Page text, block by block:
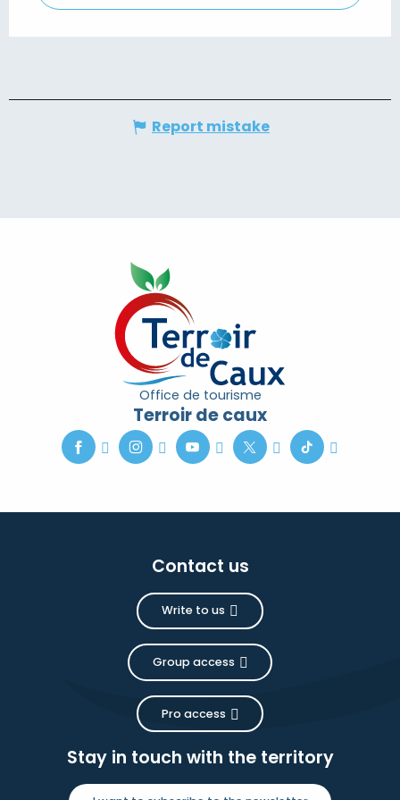
Report mistake
Office de tourisme
Terroir de caux
Contact us
Write to us
Group access
Pro access
Stay in touch with the territory